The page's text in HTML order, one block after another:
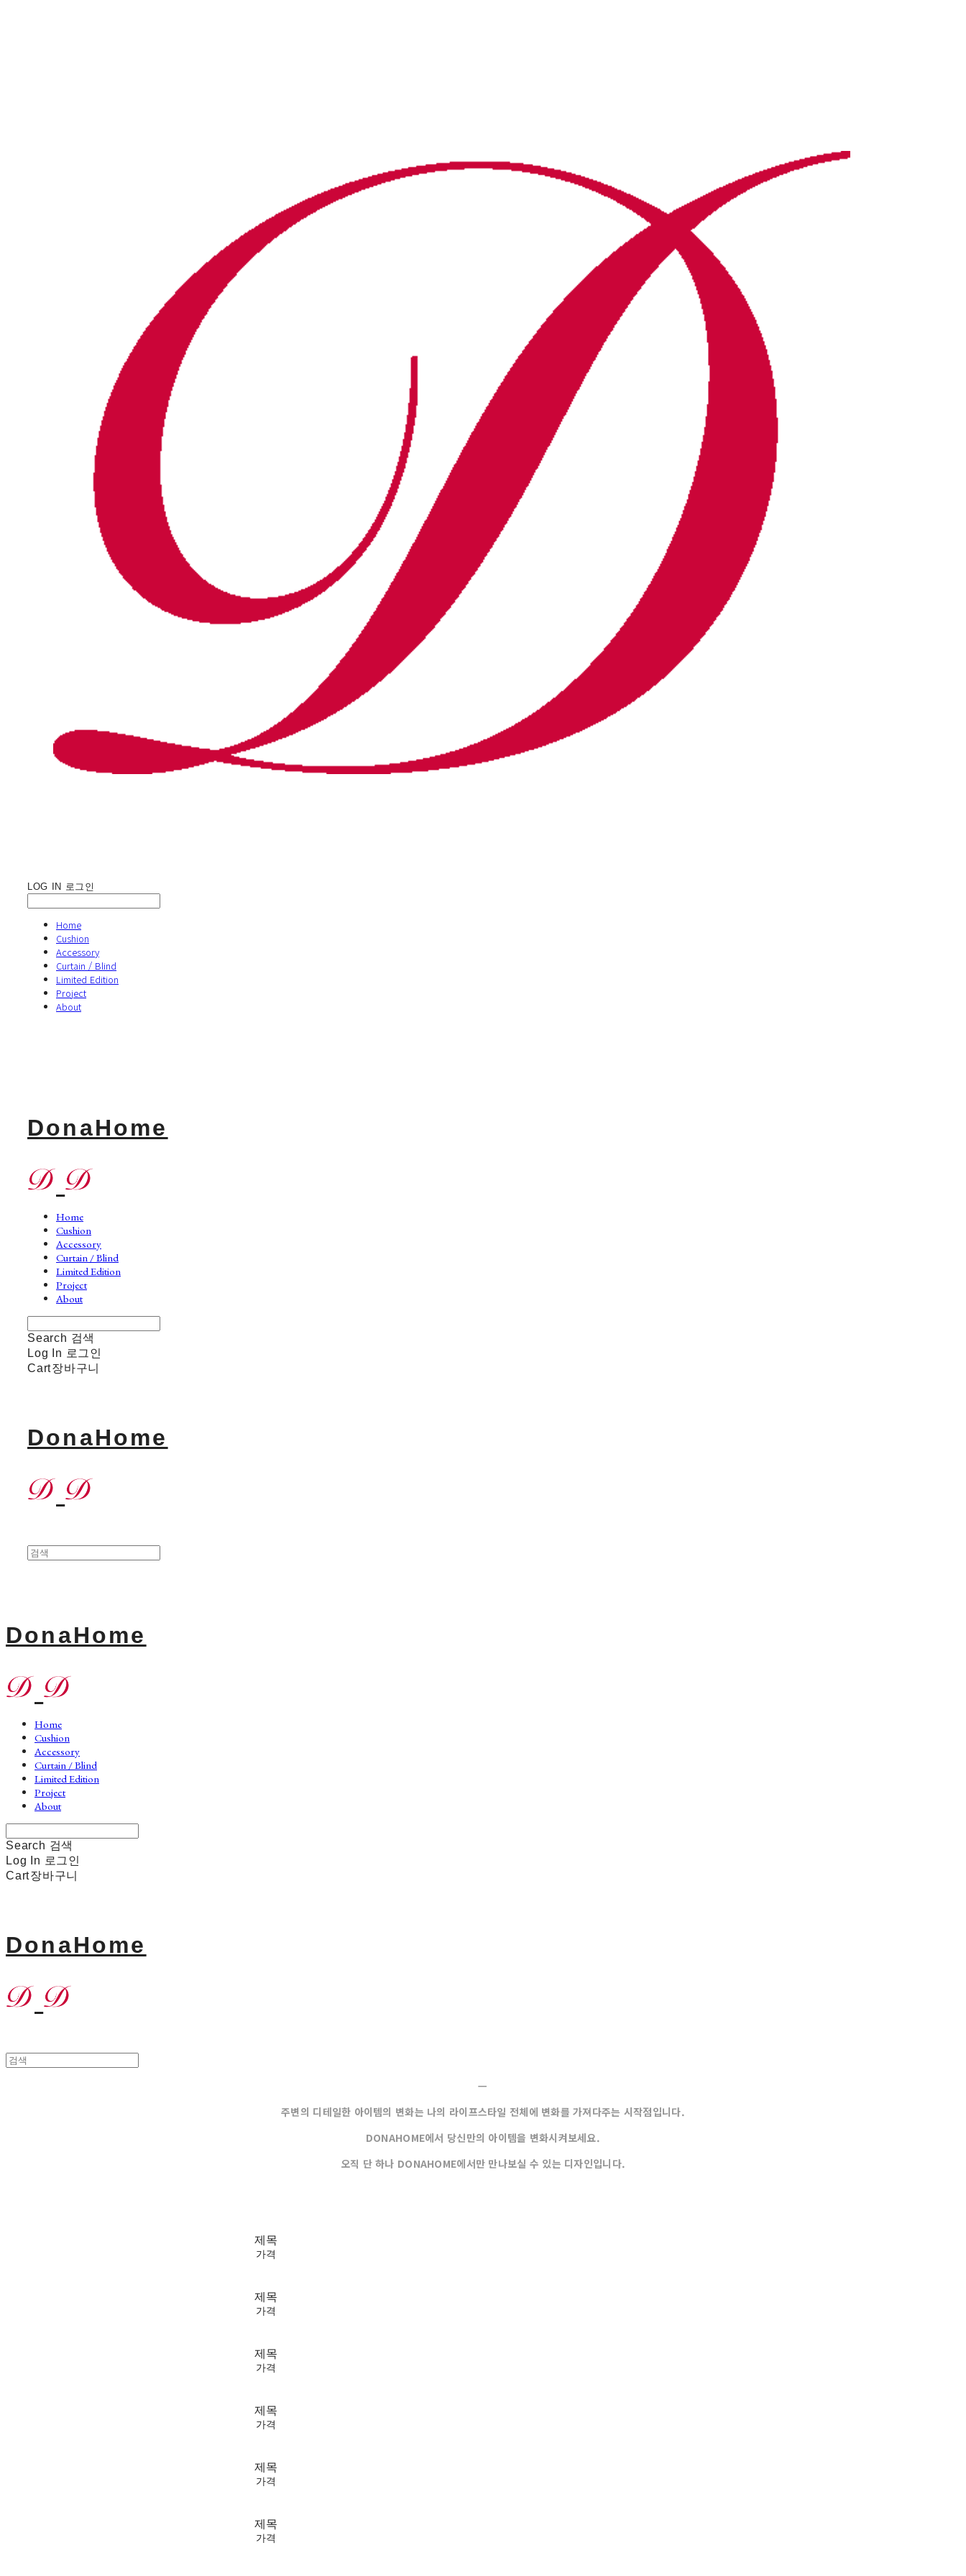
LOG IN 로그인
Home
Cushion
Accessory
Curtain / Blind
Limited Edition
Project
About
DonaHome
Home
Cushion
Accessory
Curtain / Blind
Limited Edition
Project
About
Search 검색
Log In 로그인
Cart장바구니
DonaHome
DonaHome
Home
Cushion
Accessory
Curtain / Blind
Limited Edition
Project
About
Search 검색
Log In 로그인
Cart장바구니
DonaHome
ㅡ
주변의 디테일한 아이템의 변화는 나의 라이프스타일 전체에 변화를 가져다주는 시작점입니다.
DONAHOME에서 당신만의 아이템을 변화시켜보세요.
오직 단 하나 DONAHOME에서만 만나보실 수 있는 디자인입니다.
제목
가격
제목
가격
제목
가격
제목
가격
제목
가격
제목
가격